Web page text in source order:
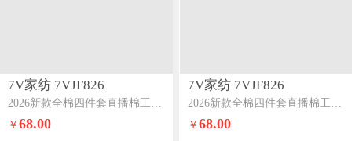
7V家纺 7VJF826
2026新款全棉四件套直播棉工艺款印花纯棉套件护花使者
￥68.00
7V家纺 7VJF826
2026新款全棉四件套直播棉工艺款印花纯棉套件轻婉花语
￥ 68.00